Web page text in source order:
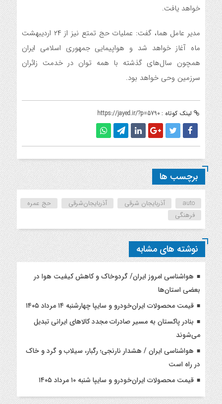
خواهد یافت.
مدیر عامل هما، گفت: عملیات حج تمتع نیز از ۲۴ اردیبهشت‌
ماه آغاز خواهد شد و هواپیمایی جمهوری اسلامی ایران
همچون سال‌های گذشته با همه توان در خدمت زائران
سرزمین وحی خواهد بود.
لینک کوتاه : https://jayed.ir/?p=5790
برچسب ها
auto آذربایجان شرقی آذربایجان‌شرقی
حج عمره
فرهنگی
نوشته های مشابه
هواشناسی امروز ایران/ گردوخاک و کاهش کیفیت هوا در
بعضی استان‌ها
قیمت محصولات ایران‌خودرو و سایپا چهارشنبه ۱۴ مرداد ۱۴۰۵
بنادر پاکستان به مسیر صادرات مجدد کالاهای ایرانی تبدیل
می‌شوند
هواشناسی ایران / هشدار نارنجی؛ رگبار، سیلاب و گرد و خاک
در راه است
قیمت محصولات ایران‌خودرو و سایپا شنبه ۱۰ مرداد ۱۴۰۵